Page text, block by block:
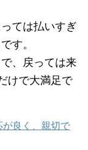
ては払いすぎ
す。
、戻っては来
けで大満足で
良く、親切で